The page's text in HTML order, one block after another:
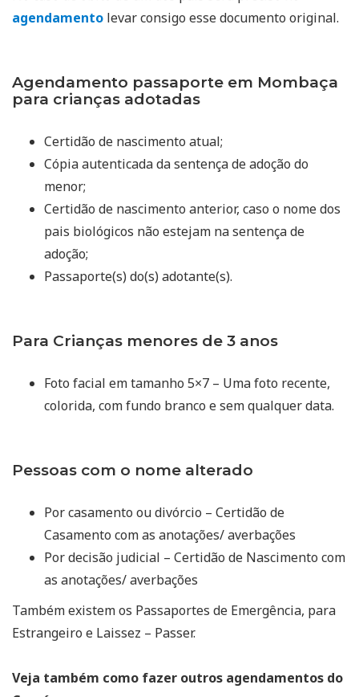
agendamento levar consigo esse documento original.
Agendamento passaporte em Mombaça
para crianças adotadas
Certidão de nascimento atual;
Cópia autenticada da sentença de adoção do
menor;
Certidão de nascimento anterior, caso o nome dos
pais biológicos não estejam na sentença de
adoção;
Passaporte(s) do(s) adotante(s).
Para Crianças menores de 3 anos
Foto facial em tamanho 5×7 – Uma foto recente,
colorida, com fundo branco e sem qualquer data.
Pessoas com o nome alterado
Por casamento ou divórcio – Certidão de
Casamento com as anotações/ averbações
Por decisão judicial – Certidão de Nascimento com
as anotações/ averbações
Também existem os Passaportes de Emergência, para
Estrangeiro e Laissez – Passer.
Veja também como fazer outros agendamentos do